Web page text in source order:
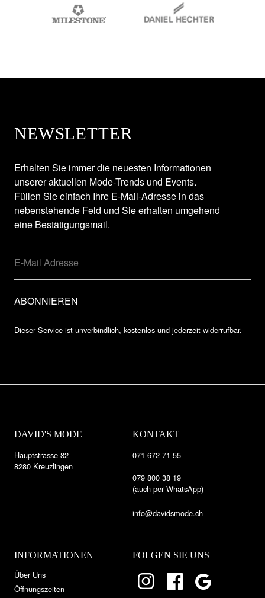
NEWSLETTER
Erhalten Sie immer die neuesten Informationen
unserer aktuellen Mode-Trends und Events.
Füllen Sie einfach Ihre E-Mail-Adresse in das
nebenstehende Feld und Sie erhalten umgehend
eine Bestätigungsmail.
Dieser Service ist unverbindlich, kostenlos und jederzeit widerrufbar.
DAVID'S MODE
Hauptstrasse 82
8280 Kreuzlingen
KONTAKT
071 672 71 55
079 800 38 19
(auch per WhatsApp)
info@davidsmode.ch
INFORMATIONEN
Über Uns
Öffnungszeiten
FOLGEN SIE UNS